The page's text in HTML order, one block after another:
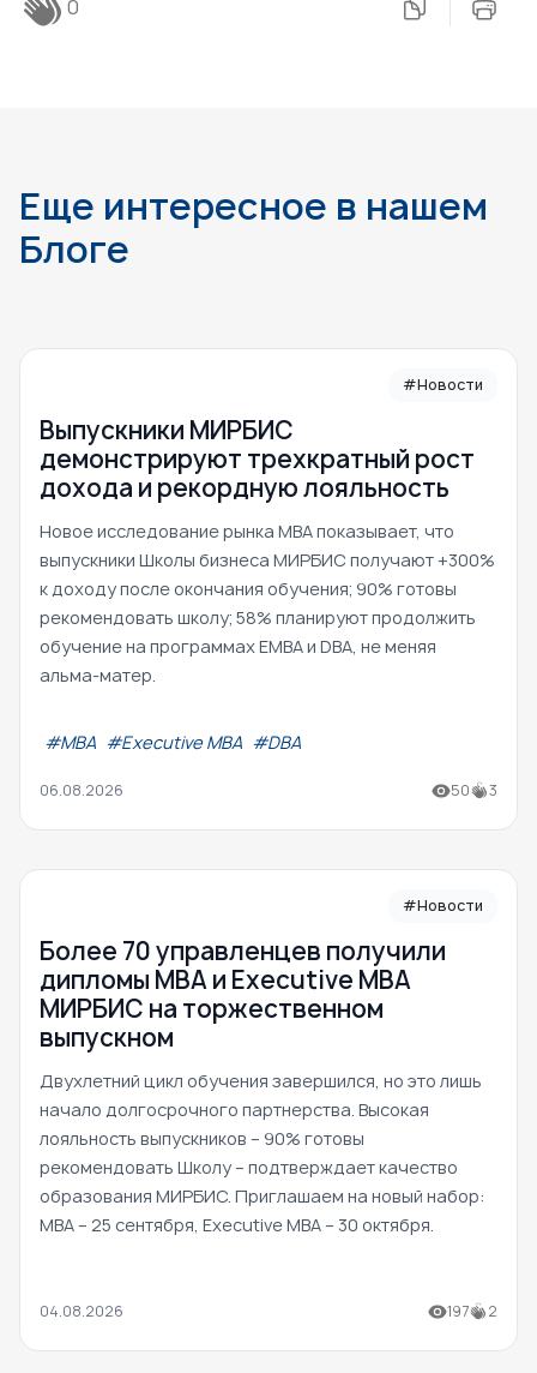
0
Еще интересное в нашем
Блоге
#Новости
Выпускники МИРБИС
демонстрируют трехкратный рост
дохода и рекордную лояльность
Новое исследование рынка MBA показывает, что
выпускники Школы бизнеса МИРБИС получают +300%
к доходу после окончания обучения; 90% готовы
рекомендовать школу; 58% планируют продолжить
обучение на программах EMBA и DBA, не меняя
альма-матер.
#МВА #Executive MBA #DBA
06.08.2026 50 3
#Новости
Более 70 управленцев получили
дипломы MBA и Executive MBA
МИРБИС на торжественном
выпускном
Двухлетний цикл обучения завершился, но это лишь
начало долгосрочного партнерства. Высокая
лояльность выпускников – 90% готовы
рекомендовать Школу – подтверждает качество
образования МИРБИС. Приглашаем на новый набор:
MBA – 25 сентября, Executive MBA – 30 октября.
04.08.2026 197 2